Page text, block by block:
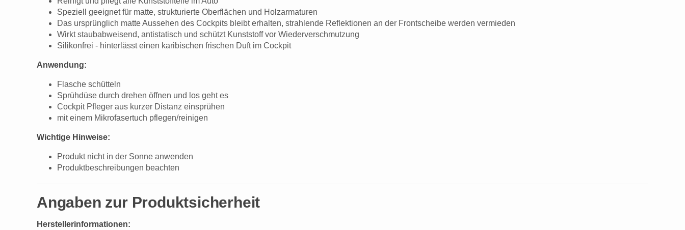
Speziell geeignet für matte, strukturierte Oberflächen und Holzarmaturen
Das ursprünglich matte Aussehen des Cockpits bleibt erhalten, strahlende Reflektionen an der Frontscheibe werden vermieden
Wirkt staubabweisend, antistatisch und schützt Kunststoff vor Wiederverschmutzung
Silikonfrei - hinterlässt einen karibischen frischen Duft im Cockpit
Anwendung:
Flasche schütteln
Sprühdüse durch drehen öffnen und los geht es
Cockpit Pfleger aus kurzer Distanz einsprühen
mit einem Mikrofasertuch pflegen/reinigen
Wichtige Hinweise:
Produkt nicht in der Sonne anwenden
Produktbeschreibungen beachten
Angaben zur Produktsicherheit
Herstellerinformationen: